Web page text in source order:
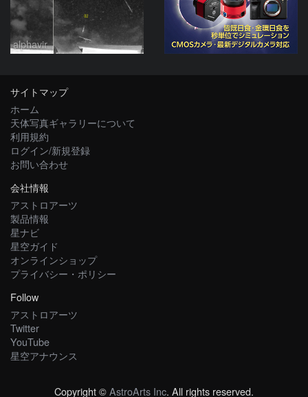
alphavir
サイトマップ
ホーム
天体写真ギャラリーについて
利用規約
ログイン/新規登録
お問い合わせ
会社情報
アストロアーツ
製品情報
星ナビ
星空ガイド
オンラインショップ
プライバシー・ポリシー
Follow
アストロアーツ
Twitter
YouTube
星空アナウンス
Copyright ©AstroArts Inc. All rights reserved.